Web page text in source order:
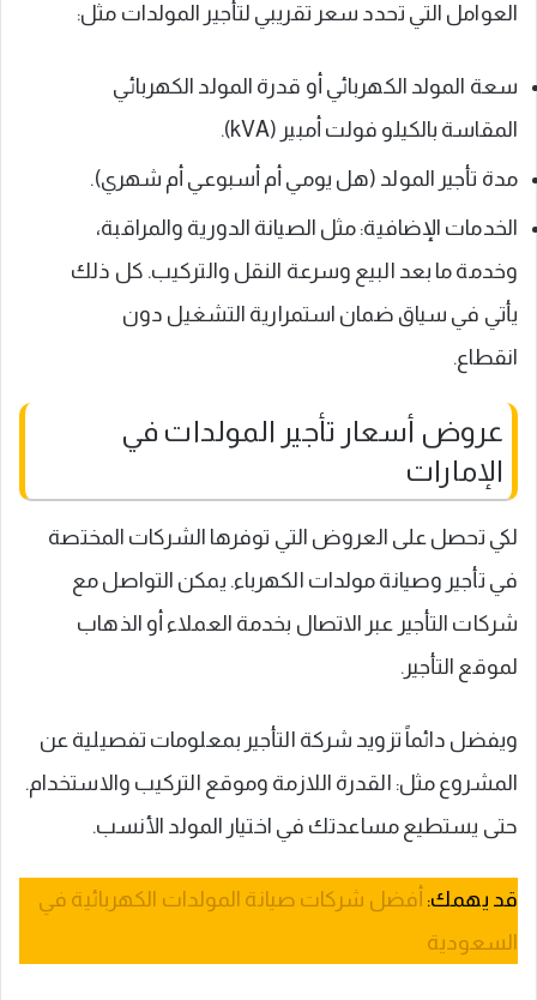
العوامل التي تحدد سعر تقريبي لتأجير المولدات مثل:
سعة المولد الكهربائي أو قدرة المولد الكهربائي
المقاسة بالكيلو فولت أمبير (kVA).
مدة تأجير المولد (هل يومي أم أسبوعي أم شهري).
الخدمات الإضافية: مثل الصيانة الدورية والمراقبة،
وخدمة ما بعد البيع وسرعة النقل والتركيب. كل ذلك
يأتي في سياق ضمان استمرارية التشغيل دون
انقطاع.
عروض أسعار تأجير المولدات في
الإمارات
لكي تحصل على العروض التي توفرها الشركات المختصة
في تأجير وصيانة مولدات الكهرباء. يمكن التواصل مع
شركات التأجير عبر الاتصال بخدمة العملاء أو الذهاب
لموقع التأجير.
ويفضل دائماً تزويد شركة التأجير بمعلومات تفصيلية عن
المشروع مثل: القدرة اللازمة وموقع التركيب والاستخدام.
حتى يستطيع مساعدتك في اختيار المولد الأنسب.
قد يهمك: أفضل شركات صيانة المولدات الكهربائية في
السعودية